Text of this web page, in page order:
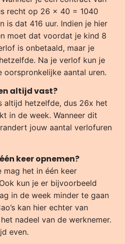
recht op 26 x 40 = 1040
is dat 416 uur. Indien je hier
moet dat voordat je kind 8
is onbetaald, maar je
Na je verlof kun je
oorspronkelijke aantal uren.
altijd vast?
altijd hetzelfde, dus 26x het
in de week. Wanneer dit
jouw aantal verlofuren
keer opnemen?
mag het in één keer
kun je er bijvoorbeeld
in de week minder te gaan
kan hier echter van
nadeel van de werknemer.
even.